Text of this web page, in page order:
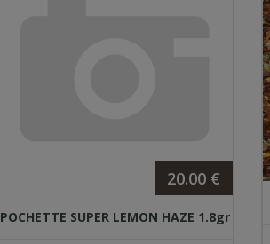
20.00 €
POCHETTE SUPER LEMON HAZE 1.8gr